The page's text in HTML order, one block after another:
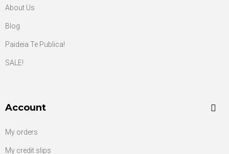
About Us
Blog
Paideia Te Publica!
SALE!
Account
My orders
My credit slips